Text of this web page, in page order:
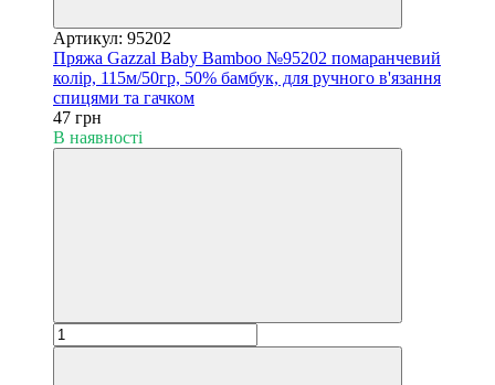
Артикул: 95202
Пряжа Gazzal Baby Bamboo №95202 помаранчевий
колір, 115м/50гр, 50% бамбук, для ручного в'язання
спицями та гачком
47 грн
В наявності